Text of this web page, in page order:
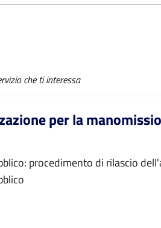
che ti interessa
per la
procedimento di rilascio